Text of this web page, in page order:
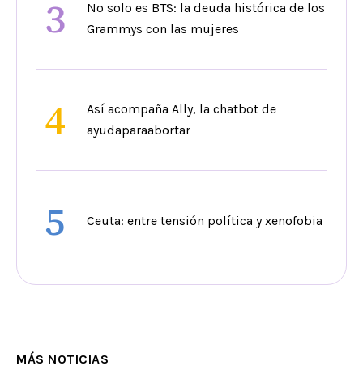
3
No solo es BTS: la deuda histórica de los
Grammys con las mujeres
4
Así acompaña Ally, la chatbot de
ayudaparaabortar
5 Ceuta: entre tensión política y xenofobia
MÁS NOTICIAS